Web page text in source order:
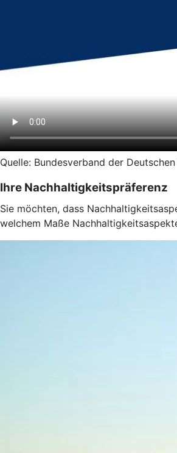
Quelle: Bundesverband der
Ihre Nachhaltigkeitspräferenz
Sie möchten, dass
welchem Maße